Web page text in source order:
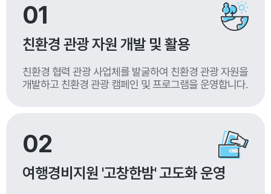
01
친환경 관광 자원 개발 및 활용
친환경 협력 관광 사업체를 발굴하여 친환경 관광 자원을
개발하고 친환경 관광 캠페인 및 프로그램을 운영합니다.
02
여행경비지원 '고창한밤' 고도화 운영